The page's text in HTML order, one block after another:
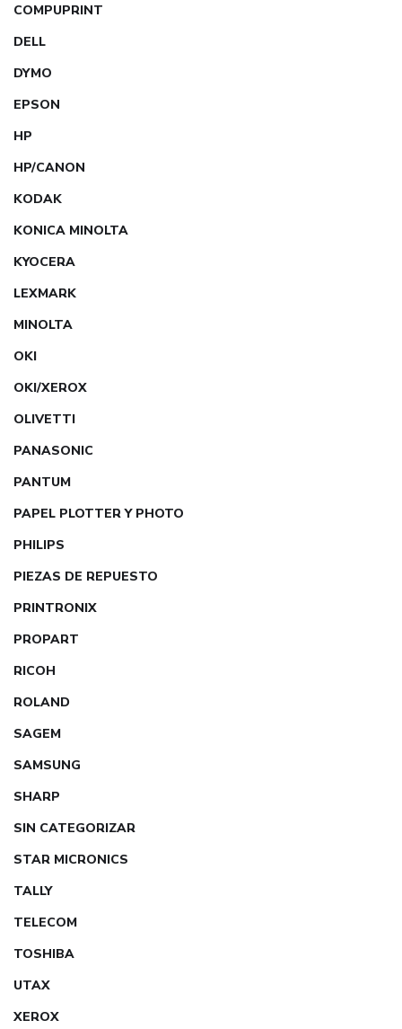
COMPUPRINT
DELL
DYMO
EPSON
HP
HP/CANON
KODAK
KONICA MINOLTA
KYOCERA
LEXMARK
MINOLTA
OKI
OKI/XEROX
OLIVETTI
PANASONIC
PANTUM
PAPEL PLOTTER Y PHOTO
PHILIPS
PIEZAS DE REPUESTO
PRINTRONIX
PROPART
RICOH
ROLAND
SAGEM
SAMSUNG
SHARP
SIN CATEGORIZAR
STAR MICRONICS
TALLY
TELECOM
TOSHIBA
UTAX
XEROX